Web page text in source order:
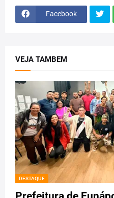
Facebook
VEJA TAMBEM
DESTAQUE